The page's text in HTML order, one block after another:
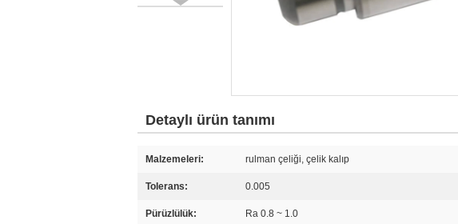
Detaylı ürün tanımı
Malzemeleri: rulman çeliği, çelik kalıp
Tolerans: 0.005
Pürüzlülük: Ra 0.8 ~ 1.0